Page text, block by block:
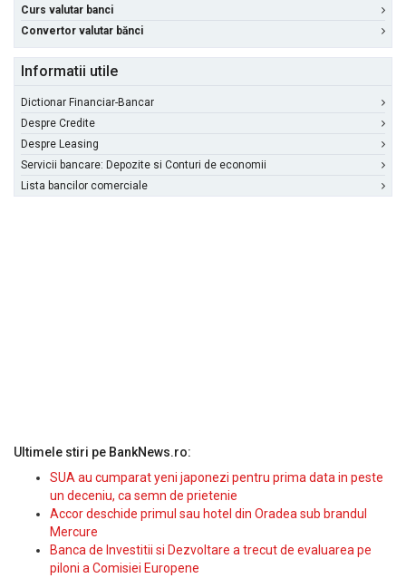
Curs valutar banci
Convertor valutar bănci
Informatii utile
Dictionar Financiar-Bancar
Despre Credite
Despre Leasing
Servicii bancare: Depozite si Conturi de economii
Lista bancilor comerciale
Ultimele stiri pe BankNews.ro:
SUA au cumparat yeni japonezi pentru prima data in peste
un deceniu, ca semn de prietenie
Accor deschide primul sau hotel din Oradea sub brandul
Mercure
Banca de Investitii si Dezvoltare a trecut de evaluarea pe
piloni a Comisiei Europene